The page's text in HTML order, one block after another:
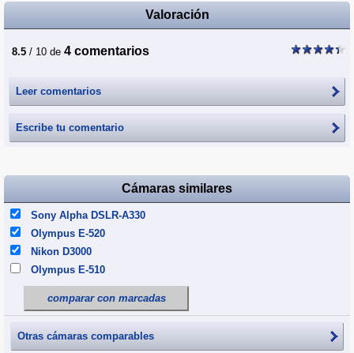
Valoración
8.5 / 10 de 4 comentarios
Leer comentarios
Escribe tu comentario
Cámaras similares
Sony Alpha DSLR-A330
Olympus E-520
Nikon D3000
Olympus E-510
comparar con marcadas
Otras cámaras comparables